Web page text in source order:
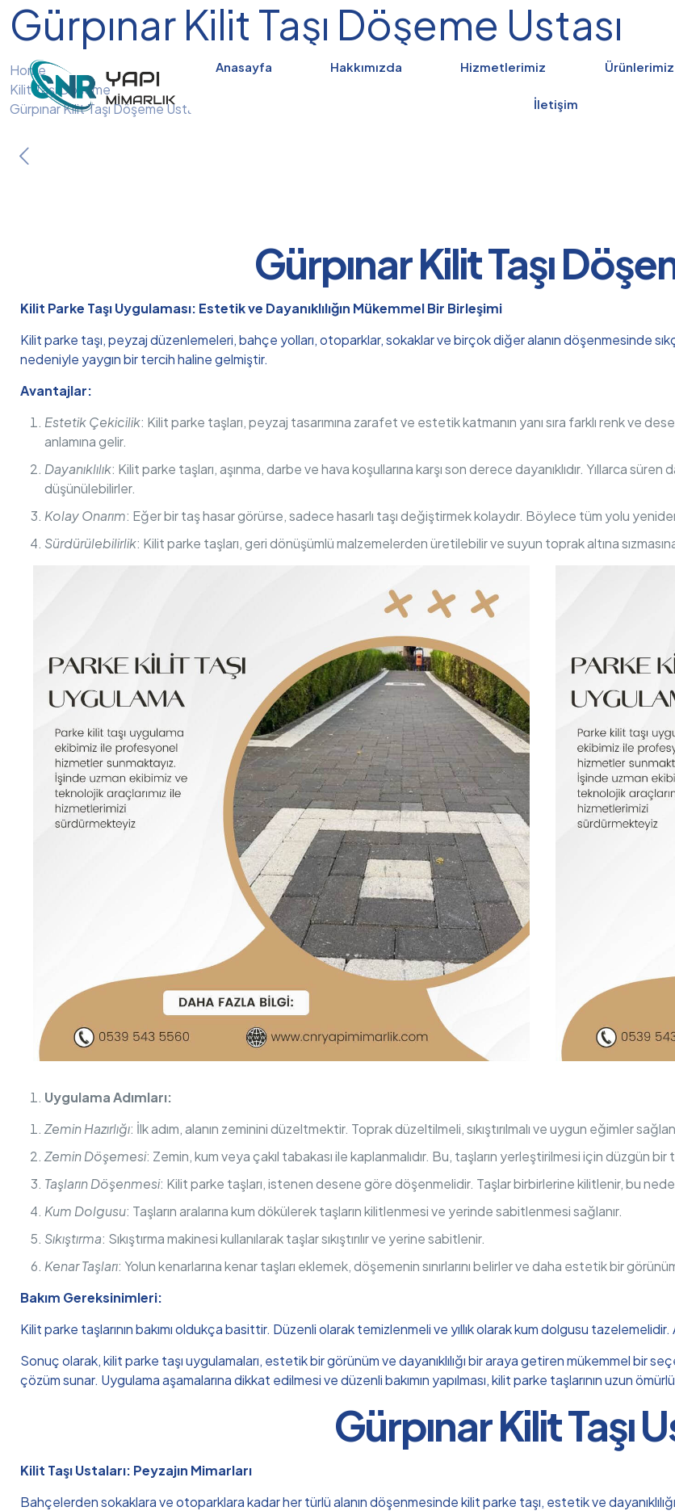
Anasayfa Hakkımızda Hizmetlerimiz Ürünlerimiz
İletişim
Gürpınar Kilit Taşı Döşeme Ustası
Home
Kilit Taşı Döşeme
Gürpınar Kilit Taşı Döşeme Ustası
Gürpınar Kilit Taşı
Kilit Parke Taşı Uygulaması: Estetik ve Dayanıklılığın Mükemmel Bir Birleşimi
Kilit parke taşı, peyzaj düzenlemeleri, bahçe yolları, otoparklar, sokaklar ve birçok diğer alanın döşenmesinde
nedeniyle yaygın bir tercih haline gelmiştir.
Avantajlar:
Estetik Çekicilik: Kilit parke taşları, peyzaj tasarımına zarafet ve estetik katmanın yanı sıra farklı renk ve
anlamına gelir.
Dayanıklılık: Kilit parke taşları, aşınma, darbe ve hava koşullarına karşı son derece dayanıklıdır. Yıllarca süren
düşünülebilirler.
Kolay Onarım: Eğer bir taş hasar görürse, sadece hasarlı taşı değiştirmek kolaydır. Böylece tüm yolu
Sürdürülebilirlik: Kilit parke taşları, geri dönüşümlü malzemelerden üretilebilir ve suyun toprak altına
Uygulama Adımları:
Zemin Hazırlığı: İlk adım, alanın zeminini düzeltmektir. Toprak düzeltilmeli, sıkıştırılmalı ve uygun eğimler
Zemin Döşemesi: Zemin, kum veya çakıl tabakası ile kaplanmalıdır. Bu, taşların yerleştirilmesi için düzgün
Taşların Döşenmesi: Kilit parke taşları, istenen desene göre döşenmelidir. Taşlar birbirlerine kilitlenir, bu
Kum Dolgusu: Taşların aralarına kum dökülerek taşların kilitlenmesi ve yerinde sabitlenmesi sağlanır.
Sıkıştırma: Sıkıştırma makinesi kullanılarak taşlar sıkıştırılır ve yerine sabitlenir.
Kenar Taşları: Yolun kenarlarına kenar taşları eklemek, döşemenin sınırlarını belirler ve daha estetik bir
Bakım Gereksinimleri:
Kilit parke taşlarının bakımı oldukça basittir. Düzenli olarak temizlenmeli ve yıllık olarak kum dolgusu
Sonuç olarak, kilit parke taşı uygulamaları, estetik bir görünüm ve dayanıklılığı bir araya getiren mükemmel bir
çözüm sunar. Uygulama aşamalarına dikkat edilmesi ve düzenli bakımın yapılması, kilit parke taşlarının uzun ömürlü
Gürpınar Kilit Taşı
Kilit Taşı Ustaları: Peyzajın Mimarları
Bahçelerden sokaklara ve otoparklara kadar her türlü alanın döşenmesinde kilit parke taşı, estetik ve